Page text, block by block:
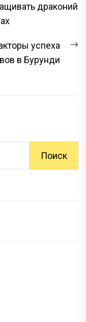
драконий
успеха
в Бурунди
Поиск